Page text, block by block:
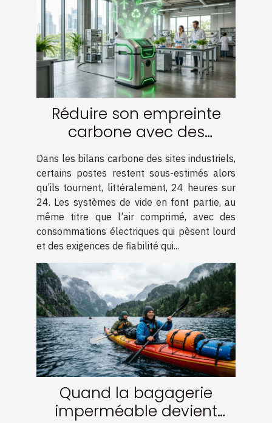
Réduire son empreinte
carbone avec des
solutions de vide
innovantes
Dans les bilans carbone des sites industriels,
certains postes restent sous-estimés alors
qu’ils tournent, littéralement, 24 heures sur
24. Les systèmes de vide en font partie, au
même titre que l’air comprimé, avec des
consommations électriques qui pèsent lourd
et des exigences de fiabilité qui...
Quand la bagagerie
imperméable devient